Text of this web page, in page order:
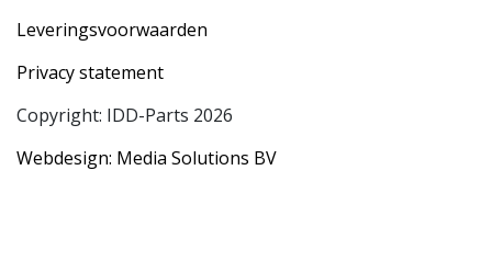
Leveringsvoorwaarden
Privacy statement
Copyright: IDD-Parts 2026
Webdesign: Media Solutions BV